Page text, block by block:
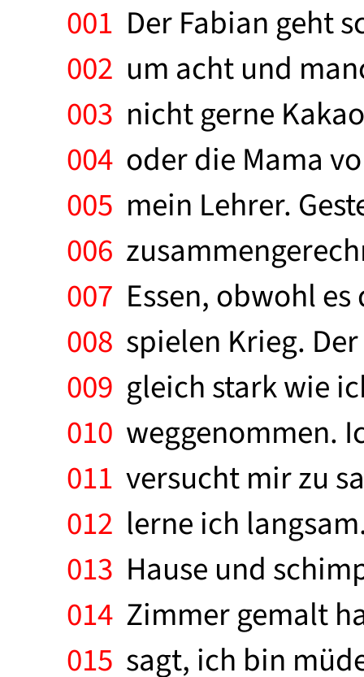
001 Der Fabian geht
002 um acht und
003 nicht gerne
004 oder die Mama
005 mein Lehrer.
006
007 Essen, obwohl
008 spielen Krieg.
009 gleich stark wie
010 weggenommen.
011 versucht mir zu
012 lerne ich
013 Hause und
014 Zimmer gemalt
015 sagt, ich bin